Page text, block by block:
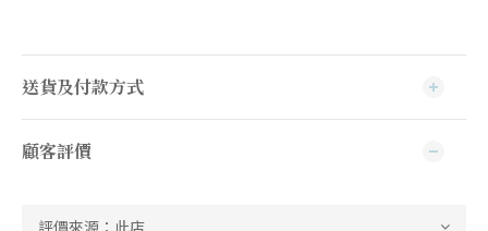
送貨及付款方式
顧客評價